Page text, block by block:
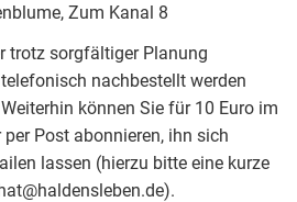
Zum Kanal 8
trotz sorgfältiger Planung
nachbestellt werden
können Sie für 10 Euro im
Post abonnieren, ihn sich
lassen (hierzu bitte eine kurze